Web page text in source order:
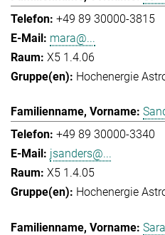
+49 89 30000-3815
mara@...
X5 1.4.06
Hochenergie
+49 89 30000-3340
jsanders@...
X5 1.4.05
Hochenergie